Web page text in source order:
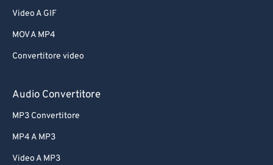
Video A GIF
MOV A MP4
Convertitore video
Audio Convertitore
MP3 Convertitore
MP4 A MP3
Video A MP3